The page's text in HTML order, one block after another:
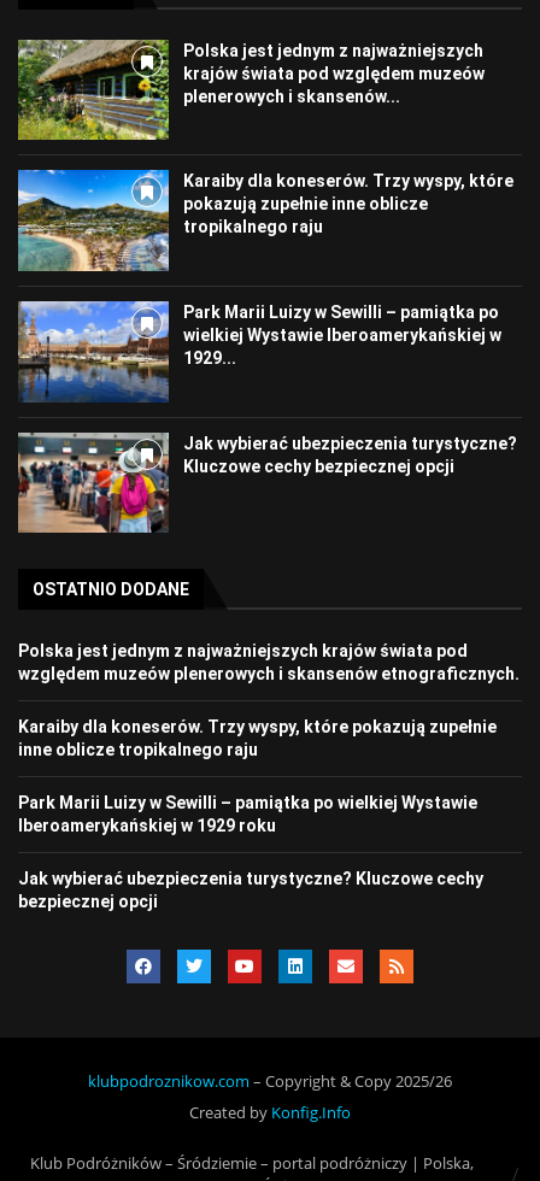
Polska jest jednym z najważniejszych
krajów świata pod względem muzeów
plenerowych i skansenów...
Karaiby dla koneserów. Trzy wyspy, które
pokazują zupełnie inne oblicze
tropikalnego raju
Park Marii Luizy w Sewilli – pamiątka po
wielkiej Wystawie Iberoamerykańskiej w
1929...
Jak wybierać ubezpieczenia turystyczne?
Kluczowe cechy bezpiecznej opcji
OSTATNIO DODANE
Polska jest jednym z najważniejszych krajów świata pod
względem muzeów plenerowych i skansenów etnograficznych.
Karaiby dla koneserów. Trzy wyspy, które pokazują zupełnie
inne oblicze tropikalnego raju
Park Marii Luizy w Sewilli – pamiątka po wielkiej Wystawie
Iberoamerykańskiej w 1929 roku
Jak wybierać ubezpieczenia turystyczne? Kluczowe cechy
bezpiecznej opcji
klubpodroznikow.com – Copyright & Copy 2025/26
Created by Konfig.Info
Klub Podróżników – Śródziemie – portal podróżniczy | Polska,